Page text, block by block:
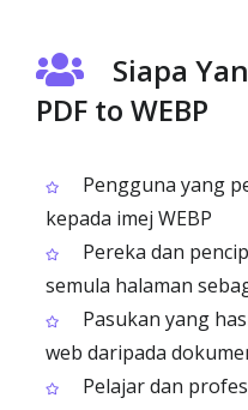
Siapa
PDF to WEBP
Pengguna yang
kepada imej WEBP
Pereka dan
semula halaman
Pasukan yang
web daripada
Pelajar dan